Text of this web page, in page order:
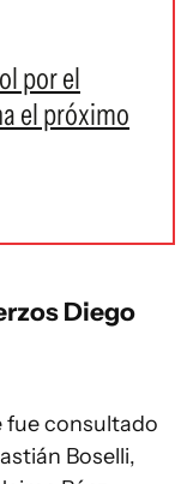
por el
el próximo
Diego
fue consultado
Boselli,